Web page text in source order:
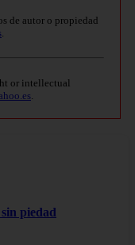
de autor o propiedad
or intellectual
piedad